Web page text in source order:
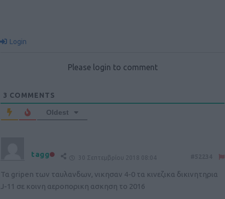
Login
Please login to comment
3 COMMENTS
Oldest
tagg 30 Σεπτεμβρίου 2018 08:04
Τα gripen των ταυλανδων, νικησαν 4-0 τα κινεζικα δικινητηρια
J-11 σε κοινη αεροπορικη ασκηση το 2016